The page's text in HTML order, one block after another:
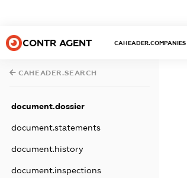
CONTR AGENT CAHEADER.COMPANIES
CAHEADER.SEARCH
document.dossier
document.statements
document.history
document.inspections